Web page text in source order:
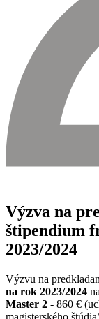
Výzva na
štipendium
2023/2024
Výzvu na
na rok 2023/2024
Master 2 - 860 €
magisterského